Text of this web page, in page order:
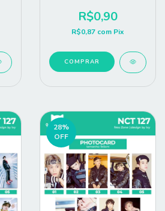
R$0,90
R$0,87 com Pix
COMPRAR
28%
OFF